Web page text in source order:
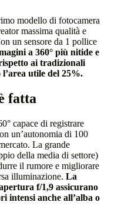
modello di fotocamera
massima qualità e
un sensore da 1 pollice
a 360° più nitide e
ai tradizionali
utile del 25%.
fatta
capace di registrare
un’autonomia di 100
La grande
della media di settore)
il rumore e migliorare
illuminazione. La
f/1,9 assicurano
intensi anche all’alba o